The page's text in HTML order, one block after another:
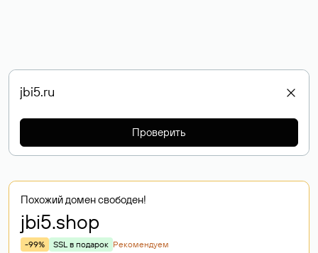
Проверить
Похожий домен свободен!
jbi5.shop
-99% SSL в подарок Рекомендуем